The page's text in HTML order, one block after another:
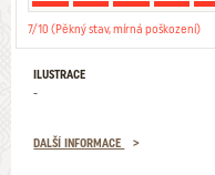
7/10 (Pěkný stav, mírná poškození)
ILUSTRACE
-
DALŠÍ INFORMACE